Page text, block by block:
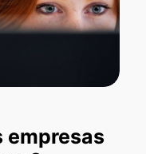
empresas